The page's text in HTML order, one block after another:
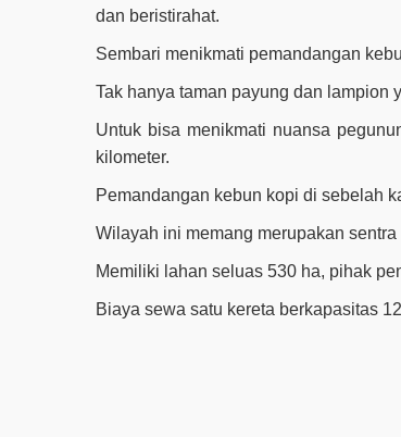
dan beristirahat.
Sembari menikmati pemandangan
Tak hanya taman payung dan lampion
Untuk bisa menikmati nuansa
kilometer.
Pemandangan kebun kopi di sebelah
Wilayah ini memang merupakan
Memiliki lahan seluas 530 ha, pihak
Biaya sewa satu kereta berkapasitas